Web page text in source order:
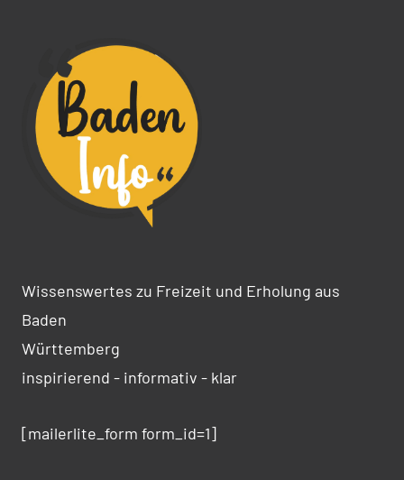
Wissenswertes zu Freizeit und Erholung aus
Baden
Württemberg
inspirierend - informativ - klar
[mailerlite_form form_id=1]